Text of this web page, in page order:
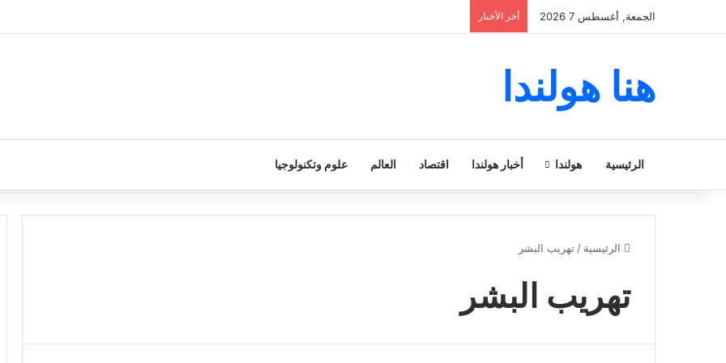
الجمعة, أغسطس 7 2026 أخر الأخبار
هنا هولندا
الرئيسية هولندا أخبار هولندا اقتصاد العالم علوم وتكنولوجيا
الرئيسية / تهريب البشر
تهريب البشر